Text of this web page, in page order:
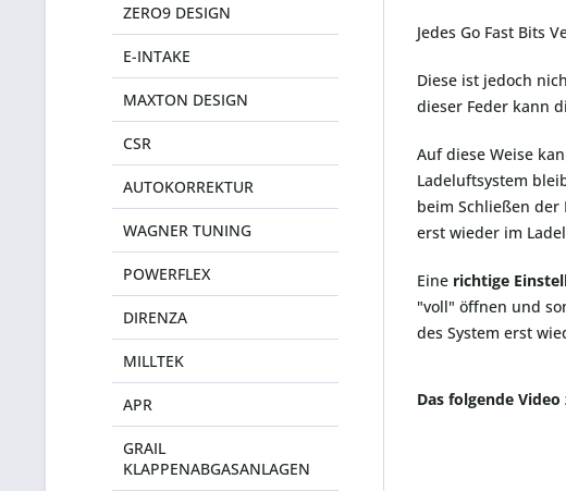
ZERO9 DESIGN
E-INTAKE
MAXTON DESIGN
CSR
AUTOKORREKTUR
WAGNER TUNING
POWERFLEX
DIRENZA
MILLTEK
APR
GRAIL
KLAPPENABGASANLAGEN
Jedes Go Fast Bits
Diese ist jedoch
dieser Feder kann
Auf diese Weise
Ladeluftsystem
beim Schließen
erst wieder im
Eine richtige
"voll" öffnen und
des System erst
Das folgende